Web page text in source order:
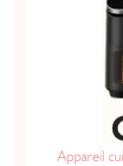
Appareil